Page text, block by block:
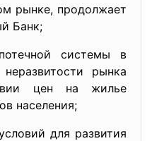
рынке, продолжает
Банк;
системы в
рынка
цен на жилье
населения;
для развития